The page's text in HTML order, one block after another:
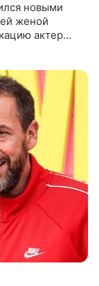
новыми
женой
актер